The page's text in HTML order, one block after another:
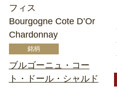
フィス
Bourgogne Cote D’Or
Chardonnay
ブルゴーニュ・コー
ト・ドール・シャルド